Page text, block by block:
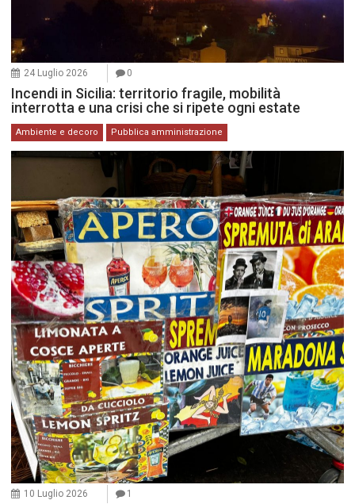
24 Luglio 2026 0
Incendi in Sicilia: territorio fragile, mobilità
interrotta e una crisi che si ripete ogni estate
Ambiente e decoro Pubblica amministrazione
10 Luglio 2026 1